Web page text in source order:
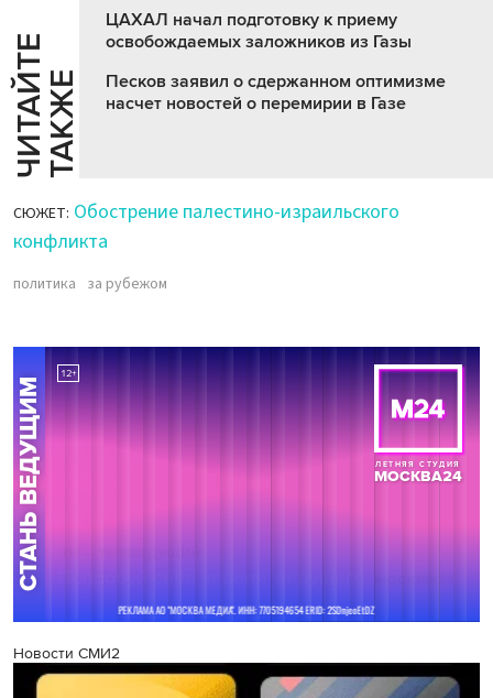
Ч
И
Т
АЙ
Т
Е
Т
А
К
ЖЕ
ЦАХАЛ начал подготовку к приему
освобождаемых заложников из Газы
Песков заявил о сдержанном оптимизме
насчет новостей о перемирии в Газе
СЮЖЕТ: Обострение палестино-израильского
конфликта
политика за рубежом
Новости СМИ2